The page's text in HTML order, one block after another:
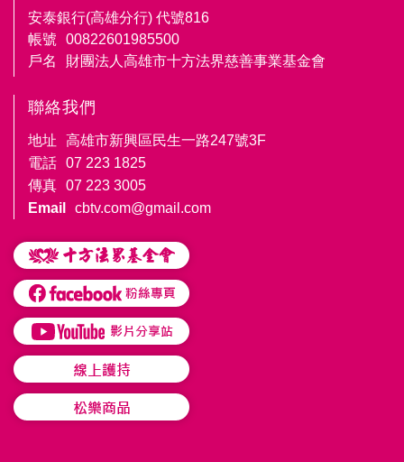
安泰銀行(高雄分行) 代號816
帳號
00822601985500
戶名
財團法人高雄市十方法界慈善事業基金會
聯絡我們
地址
高雄市新興區民生一路247號3F
電話 07 223 1825
傳真 07 223 3005
Email
cbtv.com@gmail.com